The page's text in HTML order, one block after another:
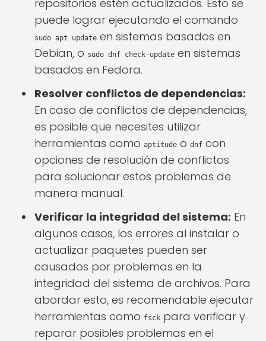
repositorios estén actualizados. Esto se
puede lograr ejecutando el comando
sudo apt update en sistemas basados en
Debian, o sudo dnf check-update en sistemas
basados en Fedora.
Resolver conflictos de dependencias:
En caso de conflictos de dependencias,
es posible que necesites utilizar
herramientas como aptitude o dnf con
opciones de resolución de conflictos
para solucionar estos problemas de
manera manual.
Verificar la integridad del sistema: En
algunos casos, los errores al instalar o
actualizar paquetes pueden ser
causados por problemas en la
integridad del sistema de archivos. Para
abordar esto, es recomendable ejecutar
herramientas como fsck para verificar y
reparar posibles problemas en el